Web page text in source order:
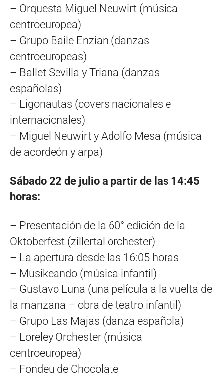
– Orquesta Miguel Neuwirt (música
centroeuropea)
– Grupo Baile Enzian (danzas
centroeuropeas)
– Ballet Sevilla y Triana (danzas
españolas)
– Ligonautas (covers nacionales e
internacionales)
– Miguel Neuwirt y Adolfo Mesa (música
de acordeón y arpa)
Sábado 22 de julio a partir de las 14:45
horas:
– Presentación de la 60° edición de la
Oktoberfest (zillertal orchester)
– La apertura desde las 16:05 horas
– Musikeando (música infantil)
– Gustavo Luna (una película a la vuelta de
la manzana – obra de teatro infantil)
– Grupo Las Majas (danza española)
– Loreley Orchester (música
centroeuropea)
– Fondeu de Chocolate